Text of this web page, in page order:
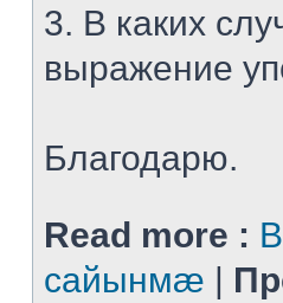
3. В каких
выражение
Благодарю.
Read more :
сайынмæ |